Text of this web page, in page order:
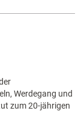
Werdegang und
zum 20-jährigen